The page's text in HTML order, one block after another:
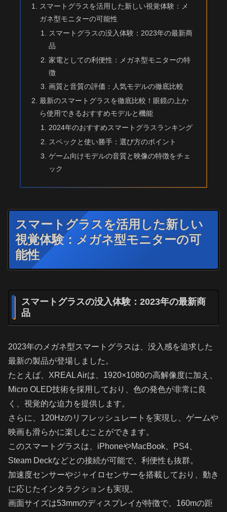
スマートグラスを活用した新しい視覚体験：メ
ガネ型モニターの可能性
スマートグラスの没入体験：2023年の最新商
品
家電としての利便性：メガネ型モニターの特
徴
画質と音質の評価：人気モデルの徹底比較
最新のスマートグラスを徹底比較！眼鏡の上か
ら使用できるおすすめモデルと機能
2024年のおすすめスマートグラスランキング
スペックと使い勝手：選び方のポイント
ゲーム向けモデルの音質と映像の特徴をチェ
ック
スマートグラスを活用した新しい
視覚体験：メガネ型モニターの可
能性
スマートグラスの没入体験：2023年の最新商
品
2023年のメガネ型スマートグラスは、没入感を追求した
最新の製品が登場しました。
たとえば、XREAL Airは、1920×1080の高解像度に加え、
Micro OLED技術を採用しており、色の発色が非常に良
く、視覚的な迫力を提供します。
さらに、120Hzのリフレッシュレートを実現し、ゲームや
映画も滑らかに楽しむことができます。
このスマートグラスは、iPhoneやMacBook、PS4、
Steam Deckなどとの接続が可能で、利便性も抜群。
加速度センサーやジャイロセンサーを搭載しており、動き
に応じたインタラクションも実現。
画面サイズは53mmのディスプレイが特徴で、160mの距